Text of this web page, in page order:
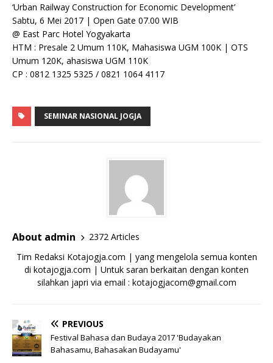
‘Urban Railway Construction for Economic Development’
Sabtu, 6 Mei 2017 | Open Gate 07.00 WIB
@ East Parc Hotel Yogyakarta
HTM : Presale 2 Umum 110K, Mahasiswa UGM 100K | OTS
Umum 120K, ahasiswa UGM 110K
CP : 0812 1325 5325 / 0821 1064 4117
SEMINAR NASIONAL JOGJA
About admin
2372 Articles
Tim Redaksi Kotajogja.com | yang mengelola semua konten
di kotajogja.com | Untuk saran berkaitan dengan konten
silahkan japri via email : kotajogjacom@gmail.com
PREVIOUS
Festival Bahasa dan Budaya 2017 'Budayakan
Bahasamu, Bahasakan Budayamu'